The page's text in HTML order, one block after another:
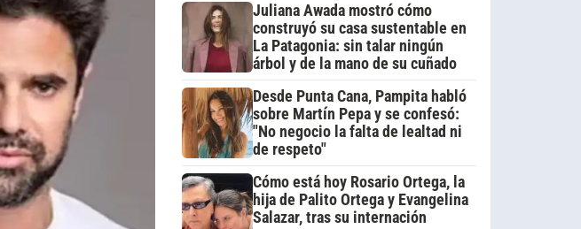
Juliana Awada mostró cómo
construyó su casa sustentable en
La Patagonia: sin talar ningún
árbol y de la mano de su cuñado
Desde Punta Cana, Pampita habló
sobre Martín Pepa y se confesó:
"No negocio la falta de lealtad ni
de respeto"
Cómo está hoy Rosario Ortega, la
hija de Palito Ortega y Evangelina
Salazar, tras su internación